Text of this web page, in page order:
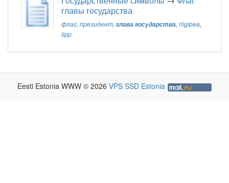
главы государства
флаг, президент, глава государства, riigipea,
lipp
Eesti Estonia WWW © 2026 VPS SSD Estonia